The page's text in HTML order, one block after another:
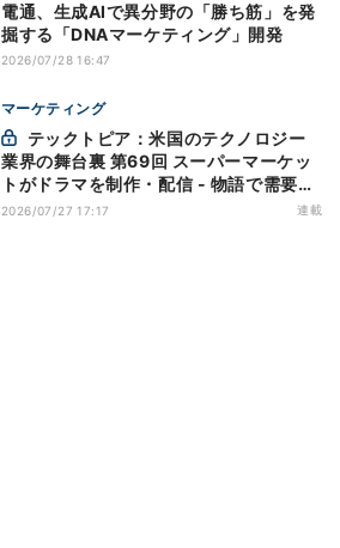
電通、生成AIで異分野の「勝ち筋」を発
掘する「DNAマーケティング」開発
2026/07/28 16:47
マーケティング
業界の舞台裏 第69回 スーパーマーケッ
トがドラマを制作・配信 - 物語で需要を
演出する小売メディア
2026/07/27 17:17 連載